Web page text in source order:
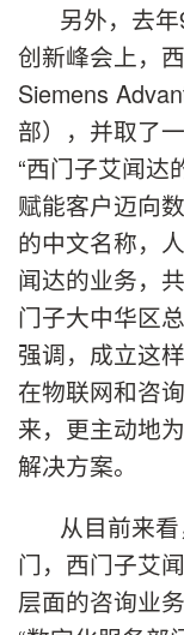
另外，去
创新峰会上，
Siemens
部），并取了
“西门子艾闻达
赋能客户迈向
的中文名称，
闻达的业务，
门子大中华区
强调，成立这
在物联网和咨
来，更主动地
解决方案。
从目前来
门，西门子艾
层面的咨询业